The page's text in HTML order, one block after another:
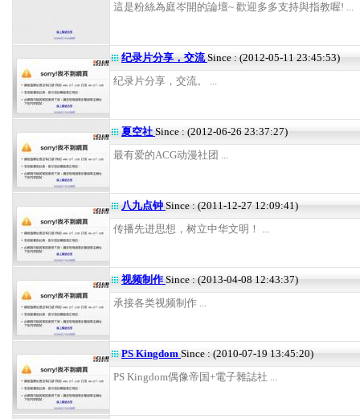
這是粉絲為庭岑開的論壇~ 歡迎多多支持與指教喔! ...
纪录片分享，交流Since : (2012-05-11 23:45:53)
纪录片分享，交流。 ...
夏空社Since : (2012-06-26 23:37:27)
最有爱的ACG动漫社团 ...
八九点钟 Since : (2011-12-27 12:09:41)
传播先进思想，树立中华文明！ ...
视频制作 Since : (2013-04-08 12:43:37)
承接各类视频制作 ...
PS Kingdom Since : (2010-07-19 13:45:20)
PS Kingdom偶像帝国+電子雜誌社 ...